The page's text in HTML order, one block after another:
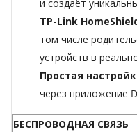
и создаёт
TP-Link
том числе
устройств в
Простая
через приложение
БЕСПРОВОДНАЯ СВЯЗЬ